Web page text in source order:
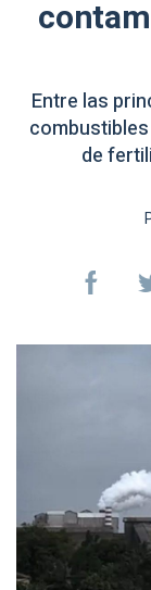
Entre las
de